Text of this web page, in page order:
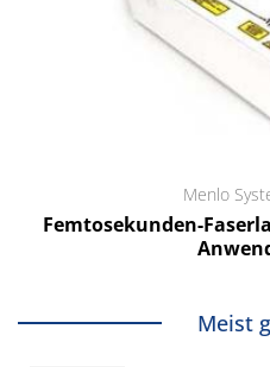
Menlo
Femtosekunden-
Meist